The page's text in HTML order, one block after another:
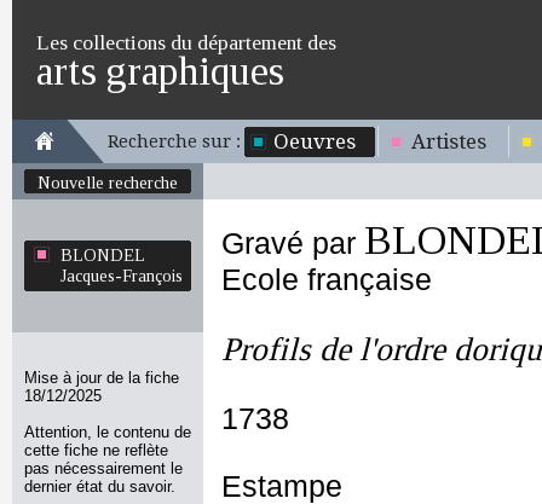
Les collections du département des
arts graphiques
Recherche sur : Oeuvres Artistes
Nouvelle recherche
BLONDEL
Jacques-François
Mise à jour de la fiche
18/12/2025
Attention, le contenu de
cette fiche ne reflète
pas nécessairement le
dernier état du savoir.
Gravé par
Ecole française
Profils de l'ordre
1738
Estampe